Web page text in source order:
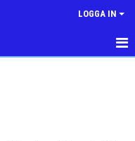
LOGGA IN